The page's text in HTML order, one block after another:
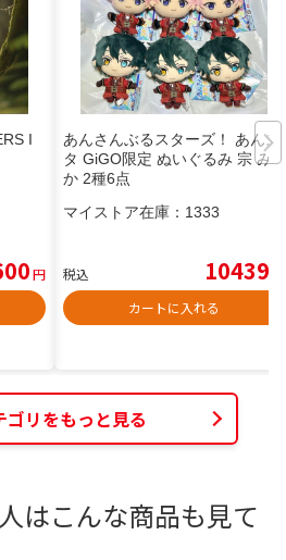
I
円
あんさんぶるスターズ！ あんス
タ GiGO限定 ぬいぐるみ 宗 み
か 2種6点
マイストア在庫： 1333
税込 10439
カートに入れる
ゴリをもっと見る
はこんな商品も見て